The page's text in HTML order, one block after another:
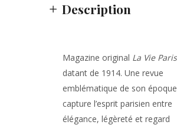
Description
Magazine original La Vie
datant de 1914. Une revue
emblématique de son
capture l’esprit parisien entre
élégance, légèreté et regard